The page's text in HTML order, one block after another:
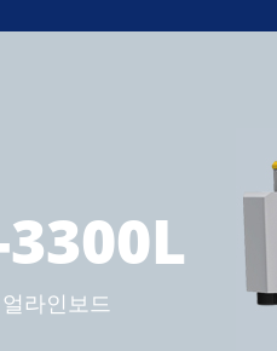
라인보드